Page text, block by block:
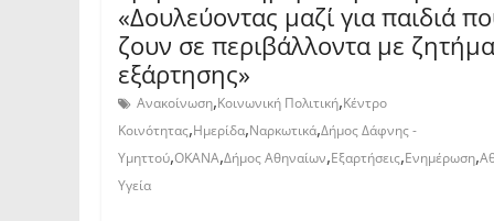
«Δουλεύοντας μαζί για παιδιά
ζουν σε περιβάλλοντα με
εξάρτησης»
Ανακοίνωση,Κοινωνική Πολιτική,Κέντρο
Κοινότητας,Ημερίδα,Ναρκωτικά,Δήμος Δάφνης -
Υμηττού,ΟΚΑΝΑ,Δήμος Αθηναίων,Εξαρτήσεις,Ενημέρωση,
Υγεία